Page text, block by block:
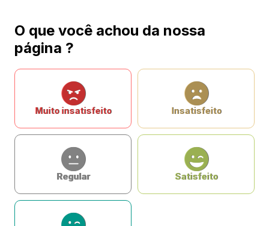
O que você achou da nossa
página ?
Muito insatisfeito Insatisfeito
Regular Satisfeito